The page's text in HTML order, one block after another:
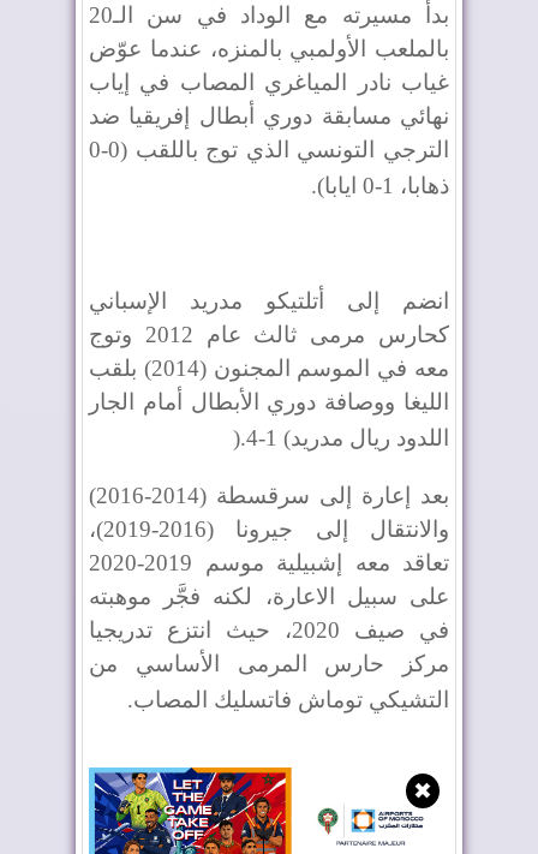
بدأ مسيرته مع الوداد في سن الـ20
بالملعب الأولمبي بالمنزه، عندما عوّض
غياب نادر المياغري المصاب في إياب
نهائي مسابقة دوري أبطال إفريقيا ضد
الترجي التونسي الذي توج باللقب (0-0
ذهابا، 1-0 ايابا)
.
انضم إلى أتلتيكو مدريد الإسباني
كحارس مرمى ثالث عام 2012 وتوج
معه في الموسم المجنون (2014) بلقب
الليغا ووصافة دوري الأبطال أمام الجار
اللدود ريال مدريد(
1
-
4
).
بعد إعارة إلى سرقسطة (2014-2016)
والانتقال إلى جيرونا (2016-2019)،
تعاقد معه إشبيلية موسم 2019-2020
على سبيل الاعارة، لكنه فجَّر موهبته
في صيف 2020، حيث انتزع تدريجيا
مركز حارس المرمى الأساسي من
التشيكي توماش فاتسليك المصاب.
✖